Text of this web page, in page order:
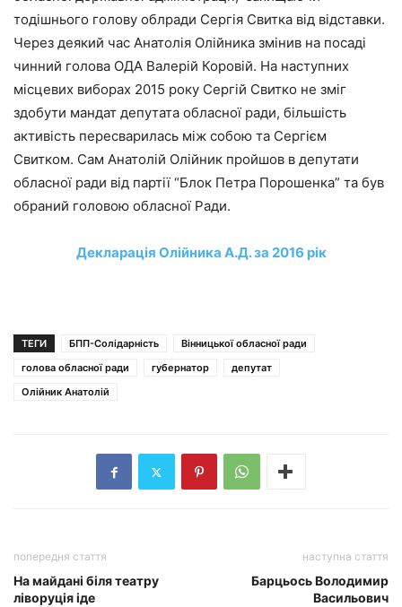
тодішнього голову облради Сергія Свитка від відставки.
Через деякий час Анатолія Олійника змінив на посаді
чинний голова ОДА Валерій Коровій. На наступних
місцевих виборах 2015 року Сергій Свитко не зміг
здобути мандат депутата обласної ради, більшість
активість пересварилась між собою та Сергієм
Свитком. Сам Анатолій Олійник пройшов в депутати
обласної ради від партії “Блок Петра Порошенка” та був
обраний головою обласної Ради.
Декларація Олійника А.Д. за 2016 рік
ТЕГИ БПП-Солідарність
Вінницької обласної ради
голова обласної ради
губернатор
депутат
Олійник Анатолій
попередня стаття
На майдані біля театру
ліворуція іде
наступна стаття
Барцьось Володимир
Васильович